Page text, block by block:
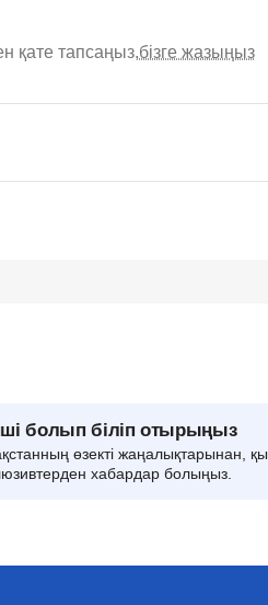
қате тапсаңыз,бізге жазыңыз
болып біліп отырыңыз
өзекті жаңалықтарынан,
хабардар болыңыз.